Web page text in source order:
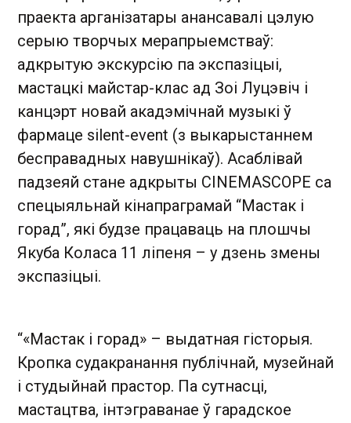
праекта арганізатары анансавалі цэлую
серыю творчых мерапрыемстваў:
адкрытую экскурсію па экспазіцыі,
мастацкі майстар-клас ад Зоі Луцэвіч і
канцэрт новай акадэмічнай музыкі ў
фармаце silent-event (з выкарыстаннем
бесправадных навушнікаў). Асаблівай
падзеяй стане адкрыты CINEMASCOPE са
спецыяльнай кінапраграмай “Мастак і
горад”, які будзе працаваць на плошчы
Якуба Коласа 11 ліпеня – у дзень змены
экспазіцыі.
“«Мастак і горад» – выдатная гісторыя.
Кропка судакранання публічнай, музейнай
і студыйнай прастор. Па сутнасці,
мастацтва, інтэграванае ў гарадское